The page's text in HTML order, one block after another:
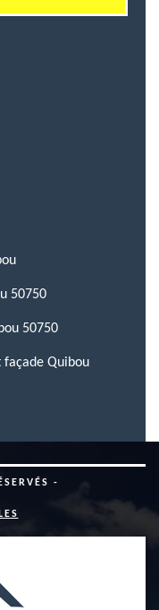
50750
50750
Quibou
-